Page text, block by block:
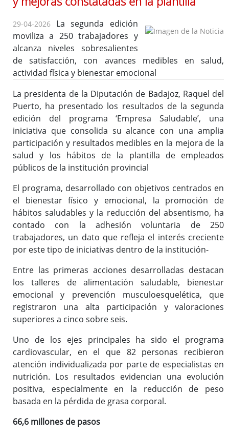
Ofertas de Empleo Público
Procesos selectivos en desarrollo
Ofertas a través del SEXPE
Bolsas de trabajo
Puestos en comisión de servicios
Puestos de personal directivo
Puestos por libre designación
Puestos por concurso
Contratos en formación
Personal eventual o de confianza
Tablón de Empleo Provincial
Relación de puestos de trabajo
Escuela de Formación Local e Innovación
Carrera profesional horizontal
Evaluación del desempeño
Expedientes personales
Plan de pensiones
Presentación
Documentos de interés
Enlaces de interés
Normativa
Diputación Saludable
29-04-2026 La segunda edición
moviliza a 250 trabajadores y
alcanza niveles sobresalientes
de satisfacción, con avances medibles en salud,
actividad física y bienestar emocional
La presidenta de la Diputación de Badajoz, Raquel del
Puerto, ha presentado los resultados de la segunda
edición del programa ‘Empresa Saludable’, una
iniciativa que consolida su alcance con una amplia
participación y resultados medibles en la mejora de la
salud y los hábitos de la plantilla de empleados
públicos de la institución provincial
El programa, desarrollado con objetivos centrados en
el bienestar físico y emocional, la promoción de
hábitos saludables y la reducción del absentismo, ha
contado con la adhesión voluntaria de 250
trabajadores, un dato que refleja el interés creciente
por este tipo de iniciativas dentro de la institución-
Entre las primeras acciones desarrolladas destacan
los talleres de alimentación saludable, bienestar
emocional y prevención musculoesquelética, que
registraron una alta participación y valoraciones
superiores a cinco sobre seis.
Uno de los ejes principales ha sido el programa
cardiovascular, en el que 82 personas recibieron
atención individualizada por parte de especialistas en
nutrición. Los resultados evidencian una evolución
positiva, especialmente en la reducción de peso
basada en la pérdida de grasa corporal.
66,6 millones de pasos